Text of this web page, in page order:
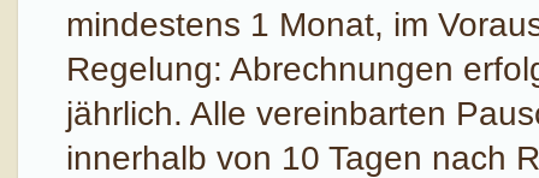
mindestens 1 Monat, im
Regelung: Abrechnungen
jährlich. Alle vereinbarten
innerhalb von 10 Tagen nach